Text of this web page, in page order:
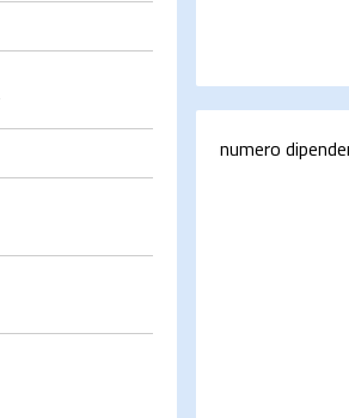
numero